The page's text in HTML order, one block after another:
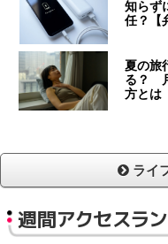
知らず
任？【
夏の旅
る？
方とは
ライ
週間アクセスラ